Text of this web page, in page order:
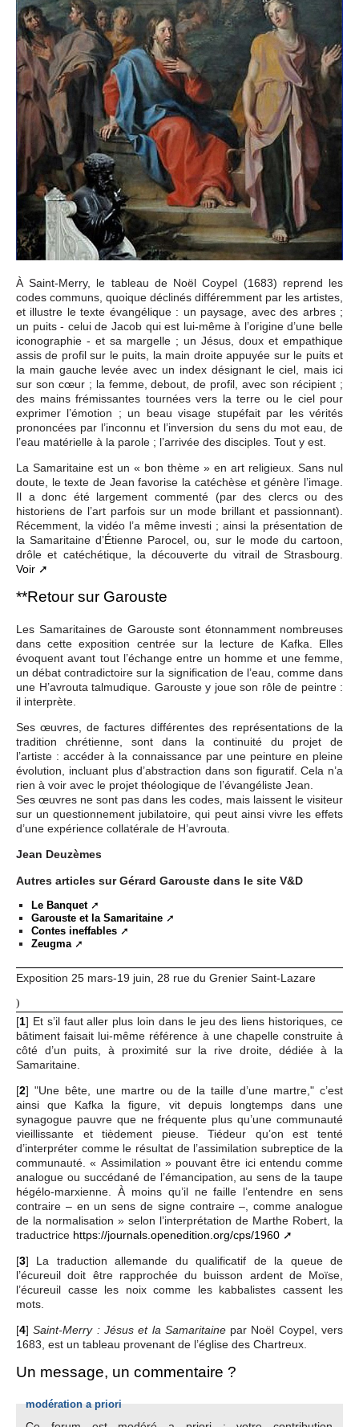
À Saint-Merry, le tableau de Noël Coypel (1683) reprend les
codes communs, quoique déclinés différemment par les artistes,
et illustre le texte évangélique : un paysage, avec des arbres ;
un puits - celui de Jacob qui est lui-même à l’origine d’une belle
iconographie - et sa margelle ; un Jésus, doux et empathique
assis de profil sur le puits, la main droite appuyée sur le puits et
la main gauche levée avec un index désignant le ciel, mais ici
sur son cœur ; la femme, debout, de profil, avec son récipient ;
des mains frémissantes tournées vers la terre ou le ciel pour
exprimer l’émotion ; un beau visage stupéfait par les vérités
prononcées par l’inconnu et l’inversion du sens du mot eau, de
l’eau matérielle à la parole ; l’arrivée des disciples. Tout y est.
La Samaritaine est un « bon thème » en art religieux. Sans nul
doute, le texte de Jean favorise la catéchèse et génère l’image.
Il a donc été largement commenté (par des clercs ou des
historiens de l’art parfois sur un mode brillant et passionnant).
Récemment, la vidéo l’a même investi ; ainsi la présentation de
la Samaritaine d’Étienne Parocel, ou, sur le mode du cartoon,
drôle et catéchétique, la découverte du vitrail de Strasbourg.
Voir
**Retour sur Garouste
Les Samaritaines de Garouste sont étonnamment nombreuses
dans cette exposition centrée sur la lecture de Kafka. Elles
évoquent avant tout l’échange entre un homme et une femme,
un débat contradictoire sur la signification de l’eau, comme dans
une H’avrouta talmudique. Garouste y joue son rôle de peintre :
il interprète.
Ses œuvres, de factures différentes des représentations de la
tradition chrétienne, sont dans la continuité du projet de
l’artiste : accéder à la connaissance par une peinture en pleine
évolution, incluant plus d’abstraction dans son figuratif. Cela n’a
rien à voir avec le projet théologique de l’évangéliste Jean.
Ses œuvres ne sont pas dans les codes, mais laissent le visiteur
sur un questionnement jubilatoire, qui peut ainsi vivre les effets
d’une expérience collatérale de H’avrouta.
Jean Deuzèmes
Autres articles sur Gérard Garouste dans le site V&D
Le Banquet
Garouste et la Samaritaine
Contes ineffables
Zeugma
Exposition 25 mars-19 juin, 28 rue du Grenier Saint-Lazare
)
[1] Et s’il faut aller plus loin dans le jeu des liens historiques, ce
bâtiment faisait lui-même référence à une chapelle construite à
côté d’un puits, à proximité sur la rive droite, dédiée à la
Samaritaine.
[2] "Une bête, une martre ou de la taille d’une martre," c’est
ainsi que Kafka la figure, vit depuis longtemps dans une
synagogue pauvre que ne fréquente plus qu’une communauté
vieillissante et tièdement pieuse. Tiédeur qu’on est tenté
d’interpréter comme le résultat de l’assimilation subreptice de la
communauté. « Assimilation » pouvant être ici entendu comme
analogue ou succédané de l’émancipation, au sens de la taupe
hégélo-marxienne. À moins qu’il ne faille l’entendre en sens
contraire – en un sens de signe contraire –, comme analogue
de la normalisation » selon l’interprétation de Marthe Robert, la
traductrice https://journals.openedition.org/cps/1960
[3] La traduction allemande du qualificatif de la queue de
l’écureuil doit être rapprochée du buisson ardent de Moïse,
l’écureuil casse les noix comme les kabbalistes cassent les
mots.
[4]Saint-Merry : Jésus et la Samaritainepar Noël Coypel, vers
1683, est un tableau provenant de l’église des Chartreux​.
Un message, un commentaire ?
modération a priori